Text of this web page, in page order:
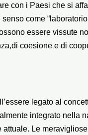
con i Paesi che si
come
essere vissute
coesione e di
legato al
integrato nella
attuale. Le